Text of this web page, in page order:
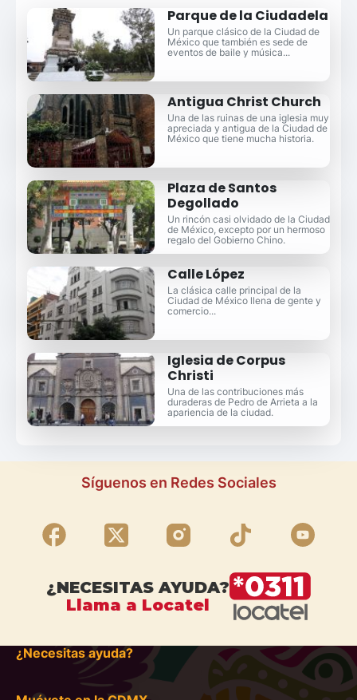
Parque de la Ciudadela
Un parque clásico de la Ciudad de
México que también es sede de
eventos de baile y música...
Antigua Christ Church
Una de las ruinas de una iglesia muy
apreciada y antigua de la Ciudad de
México que tiene mucha historia.
Plaza de Santos
Degollado
Un rincón casi olvidado de la Ciudad
de México, excepto por un hermoso
regalo del Gobierno Chino.
Calle López
La clásica calle principal de la
Ciudad de México llena de gente y
comercio...
Iglesia de Corpus
Christi
Una de las contribuciones más
duraderas de Pedro de Arrieta a la
apariencia de la ciudad.
Síguenos en Redes Sociales
¿NECESITAS AYUDA?
Llama a Locatel
¿Necesitas ayuda?